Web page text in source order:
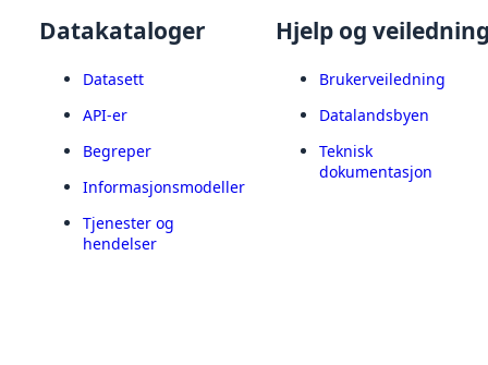
Datakataloger
Datasett
API-er
Begreper
Informasjonsmodeller
Tjenester og
hendelser
Hjelp og
Brukerveiledning
Datalandsbyen
Teknisk
dokumentasjon